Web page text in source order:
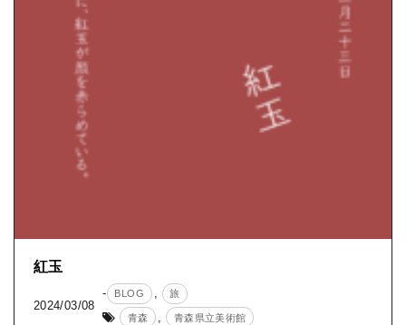
紅玉
2024/03/08
- BLOG , 旅
青森 , 青森県立美術館